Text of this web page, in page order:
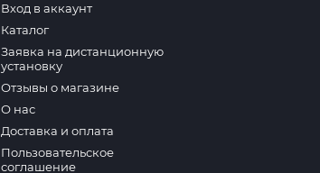
Вход в аккаунт
Каталог
Заявка на дистанционную
установку
Отзывы о магазине
О нас
Доставка и оплата
Пользовательское
соглашение